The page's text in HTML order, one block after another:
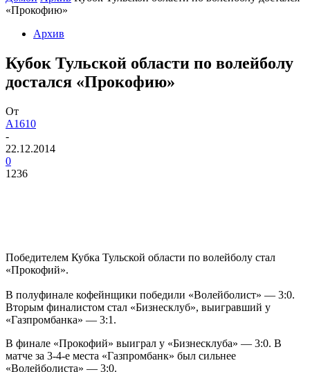
«Прокофию»
Архив
Кубок Тульской области по волейболу
достался «Прокофию»
От
A1610
-
22.12.2014
0
1236
Победителем Кубка Тульской области по волейболу стал
«Прокофий».
В полуфинале кофейнщики победили «Волейболист» — 3:0.
Вторым финалистом стал «Бизнесклуб», выигравший у
«Газпромбанка» — 3:1.
В финале «Прокофий» выиграл у «Бизнесклуба» — 3:0. В
матче за 3-4-е места «Газпромбанк» был сильнее
«Волейболиста» — 3:0.